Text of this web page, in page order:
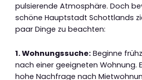
pulsierende Atmosphäre. Doch
schöne Hauptstadt Schottlands
paar Dinge zu beachten:
1. Wohnungssuche: Beginne
nach einer geeigneten Wohnung.
hohe Nachfrage nach